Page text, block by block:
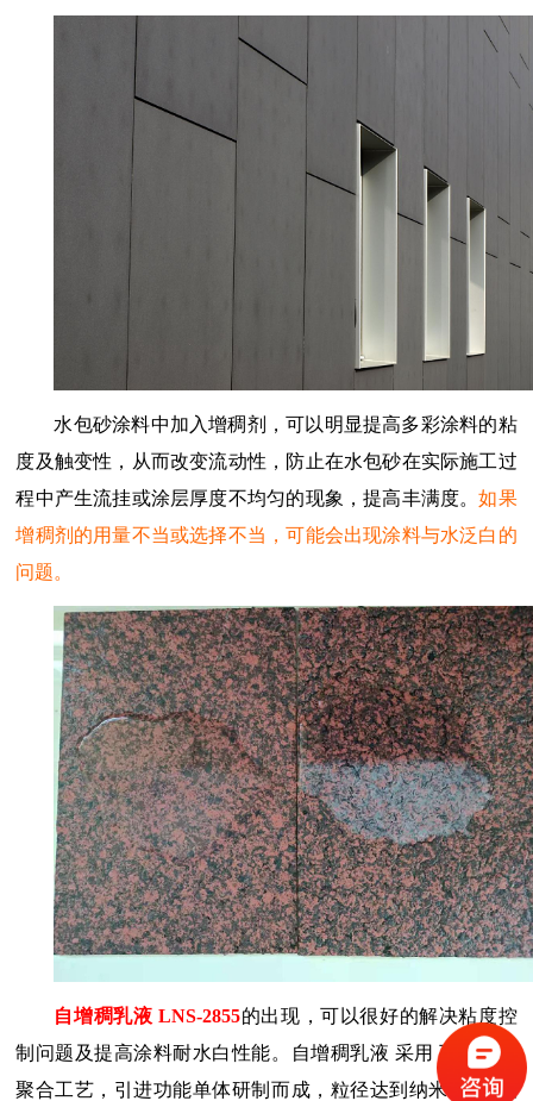
水包砂涂料中加入增稠剂，可以明显提高多彩涂料的粘
度及触变性，从而改变流动性，防止在水包砂在实际施工过
程中产生流挂或涂层厚度不均匀的现象，提高丰满度。如果
增稠剂的用量不当或选择不当，可能会出现涂料与水泛白的
问题。
自增稠乳液 LNS-2855的出现，可以很好的解决粘度控
制问题及提高涂料耐水白性能。自增稠乳液 采用 互穿网络
聚合工艺，引进功能单体研制而成，粒径达到纳米级 ， 表